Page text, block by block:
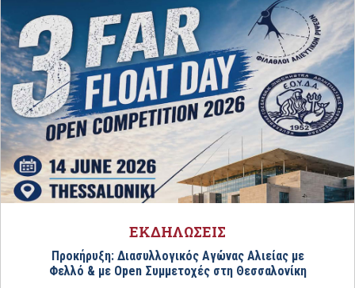
ΕΚΔΗΛΩΣΕΙΣ
Προκήρυξη: Διασυλλογικός Αγώνας Αλιείας με
Φελλό & με Open Συμμετοχές στη Θεσσαλονίκη